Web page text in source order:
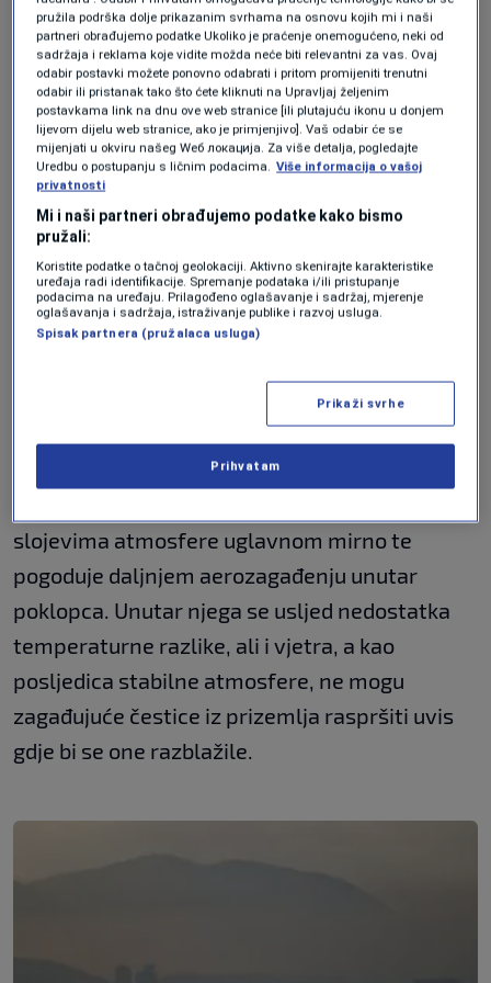
temperatura zraka iznosila 0 °C, a u Sarajevu
-3 °C.
Utjecaj na maglu i
zagađenje zraka
Na svu sreću onih koji putuju, nema puno
sabijene vlage u prizemlju, pa (smrzavajuća)
magla se ne održava dugotrajnije. Ovo se može
izračunaju razlike između temperature zraka i
slojevima atmosfere uglavnom mirno te
pogoduje daljnjem aerozagađenju unutar
poklopca. Unutar njega se usljed nedostatka
temperaturne razlike, ali i vjetra, a kao
posljedica stabilne atmosfere, ne mogu
zagađujuće čestice iz prizemlja raspršiti uvis
gdje bi se one razblažile.
pružila podrška dolje prikazanim svrhama na osnovu kojih mi i naši
partneri obrađujemo podatke Ukoliko je praćenje onemogućeno, neki od
sadržaja i reklama koje vidite možda neće biti relevantni za vas. Ovaj
odabir postavki možete ponovno odabrati i pritom promijeniti trenutni
odabir ili pristanak tako što ćete kliknuti na Upravljaj željenim
postavkama link na dnu ove web stranice [ili plutajuću ikonu u donjem
lijevom dijelu web stranice, ako je primjenjivo]. Vaš odabir će se
mijenjati u okviru našeg Wеб локација. Za više detalja, pogledajte
Uredbu o postupanju s ličnim podacima. Više informacija o vašoj
privatnosti
Mi i naši partneri obrađujemo podatke kako bismo
pružali:
Koristite podatke o tačnoj geolokaciji. Aktivno skenirajte karakteristike
uređaja radi identifikacije. Spremanje podataka i/ili pristupanje
podacima na uređaju. Prilagođeno oglašavanje i sadržaj, mjerenje
oglašavanja i sadržaja, istraživanje publike i razvoj usluga.
Spisak partnera (pružalaca usluga)
Prikaži svrhe
Prihvatam